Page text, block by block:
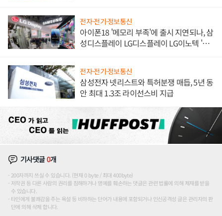
전자·전기·정보통신
아이폰18 '메모리 부족'에 출시 지연되나, 삼
성디스플레이 LG디스플레이 LG이노텍 '탈
전자·전기·정보통신
삼성전자 넷리스트와 특허분쟁 매듭, 5년 동
안 최대 1.3조 라이선스비 지급
기사댓글0개
200자까지 쓰실 수 있습니다. (현재 0 byte / 최대 400byte)
저작권 등 다른 사람의 권리를 침해하거나 명예를 훼손하는 댓글은 관련 법률에 의해 제재를 받을
수 있습니다.
타인에게 불쾌감을 주는 욕설 등 비하하는 단어가 내용에 포함되거나 인신공격성 글은 관리자의 판
단에 의해 삭제 합니다.